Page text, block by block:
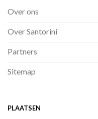
Over ons
Over Santorini
Partners
Sitemap
PLAATSEN